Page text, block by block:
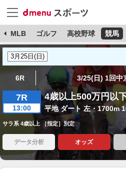
MLB ゴルフ 高校野球 競馬
6R 3/25(日) 1回中
7R
13:00
4歳以上500万円以
平地 ダート 左・1700m
サラ系 4歳以上 ［指定］別定
データ分析 オッズ